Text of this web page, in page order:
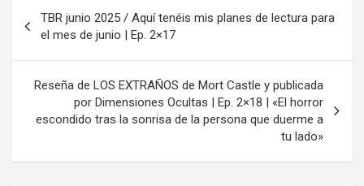
de
entradas
TBR junio 2025 / Aquí tenéis mis planes de lectura para
el mes de junio | Ep. 2×17
Reseña de LOS EXTRAÑOS de Mort Castle y publicada
por Dimensiones Ocultas | Ep. 2×18 | «El horror
escondido tras la sonrisa de la persona que duerme a
tu lado»